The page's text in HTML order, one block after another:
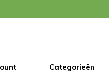
Categorieën